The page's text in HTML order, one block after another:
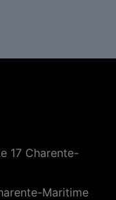
17 Charente-
Maritime